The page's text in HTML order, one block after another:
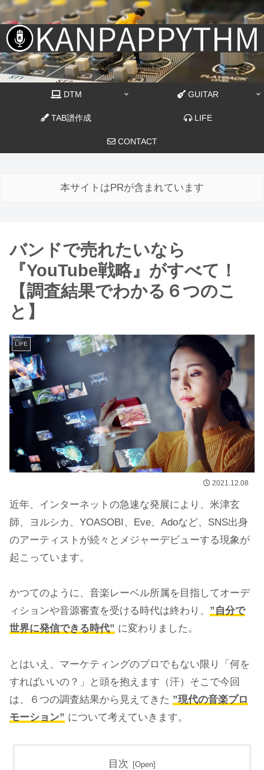
DTM GUITAR
TAB譜作成 LIFE
CONTACT
本サイトはPRが含まれています
バンドで売れたいなら
『YouTube戦略』がすべて！
【調査結果でわかる６つのこ
と】
LIFE
2021.12.08
近年、インターネットの急速な発展により、米津玄
師、ヨルシカ、YOASOBI、Eve、Adoなど、SNS出身
のアーティストが続々とメジャーデビューする現象が
起こっています。
かつてのように、音楽レーベル所属を目指してオーデ
ィションや音源審査を受ける時代は終わり、 ”自分で
世界に発信できる時代” に変わりました。
とはいえ、マーケティングのプロでもない限り「何を
すればいいの？」と頭を抱えます（汗）そこで今回
は、６つの調査結果から見えてきた ”現代の音楽プロ
モーション” について考えていきます。
目次